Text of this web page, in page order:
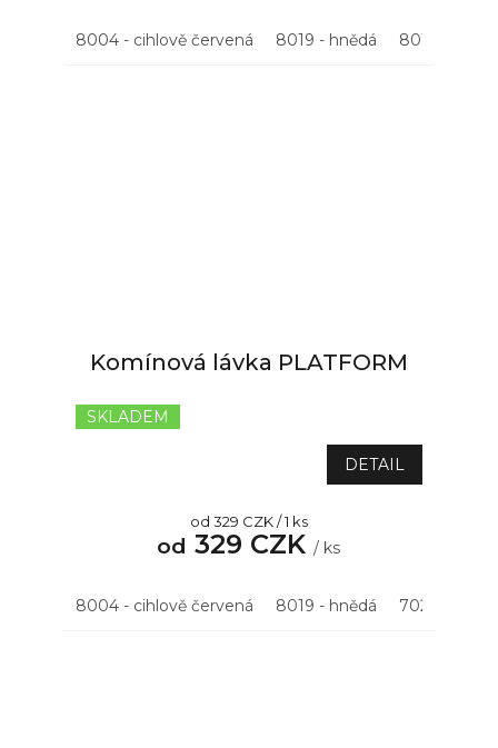
hvězdiček.
8004 - cihlově červená 8019 - hnědá 8015 -
Komínová lávka PLATFORM
hodnocení
z
5
SKLADEM
od 329 CZK/ ks
Měrná
cena:
od 329 CZK / 1 ks
DETAIL
8004 - cihlově červená 8019 - hnědá 7021 -